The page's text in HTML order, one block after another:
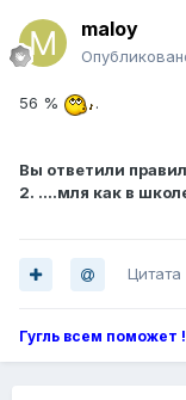
maloy
56 % .
Вы ответили
2. ....мля как в
Цитата
Гугль всем поможет !